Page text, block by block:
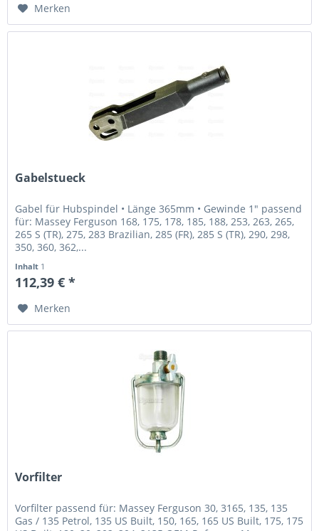
Merken
Gabelstueck
Gabel für Hubspindel • Länge 365mm • Gewinde 1" passend
für: Massey Ferguson 168, 175, 178, 185, 188, 253, 263, 265,
265 S (TR), 275, 283 Brazilian, 285 (FR), 285 S (TR), 290, 298,
350, 360, 362,...
Inhalt 1
112,39 € *
Merken
Vorfilter
Vorfilter passend für: Massey Ferguson 30, 3165, 135, 135
Gas / 135 Petrol, 135 US Built, 150, 165, 165 US Built, 175, 175